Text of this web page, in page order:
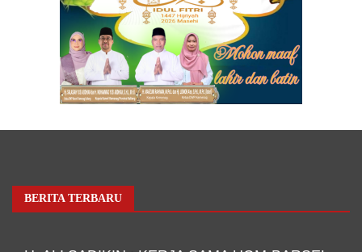
BERITA TERBARU